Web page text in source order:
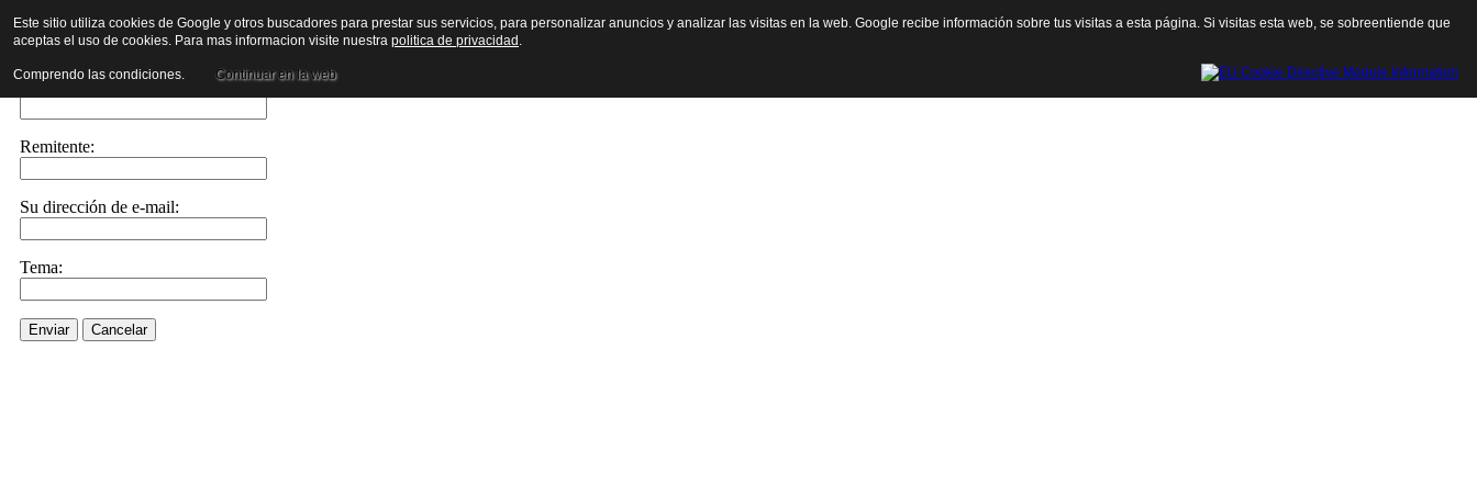
Cerrar esta ventana
Enviar este enlace a un amigo por e-mail
Enviar e-mail a::
Remitente:
Su dirección de e-mail:
Tema:
Enviar Cancelar
Este sitio utiliza cookies de Google y otros buscadores para prestar sus servicios, para personalizar anuncios y analizar las visitas en la web. Google recibe información sobre tus visitas a esta página. Si visitas esta web, se sobreentiende que
aceptas el uso de cookies. Para mas informacion visite nuestra politica de privacidad .
Comprendo las condiciones. Continuar en la web